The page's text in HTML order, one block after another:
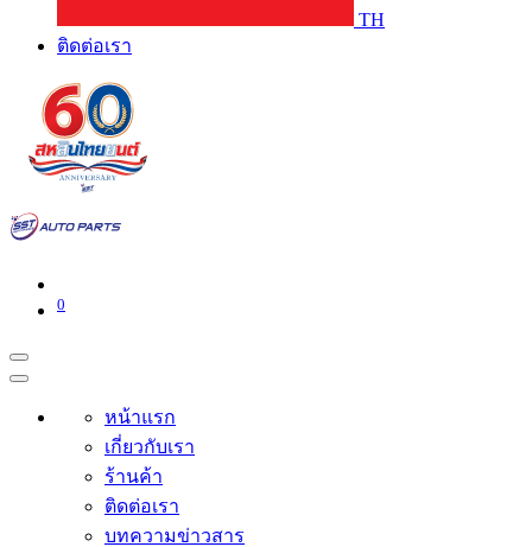
TH
ติดต่อเรา
0
หน้าแรก
เกี่ยวกับเรา
ร้านค้า
ติดต่อเรา
บทความข่าวสาร